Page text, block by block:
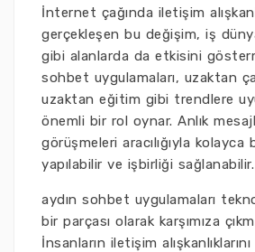
İnternet çağında iletişim
gerçekleşen bu değişim, iş
gibi alanlarda da etkisini
sohbet uygulamaları, uzaktan
uzaktan eğitim gibi trendlere
önemli bir rol oynar. Anlık
görüşmeleri aracılığıyla kolayca
yapılabilir ve işbirliği sağlanabilir.
aydın sohbet uygulamaları
bir parçası olarak karşımıza
İnsanların iletişim